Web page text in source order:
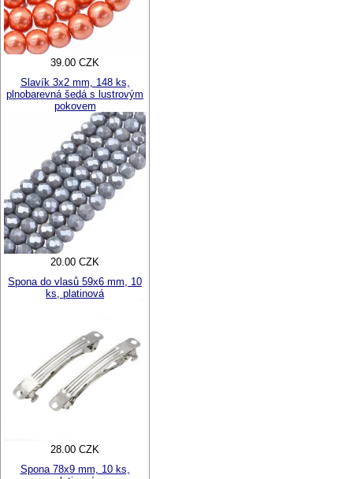
39.00 CZK
Slavík 3x2 mm, 148 ks,
plnobarevná šedá s lustrovým
pokovem
20.00 CZK
Spona do vlasů 59x6 mm, 10
ks, platinová
28.00 CZK
Spona 78x9 mm, 10 ks,